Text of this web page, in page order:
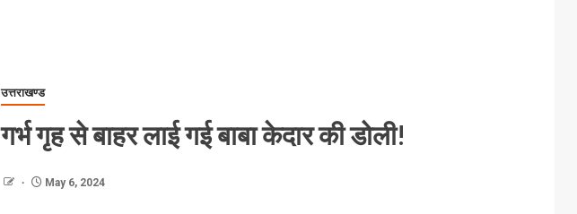
उत्तराखण्ड
गर्भ गृह से बाहर लाई गई बाबा केदार की डोली!
May 6, 2024